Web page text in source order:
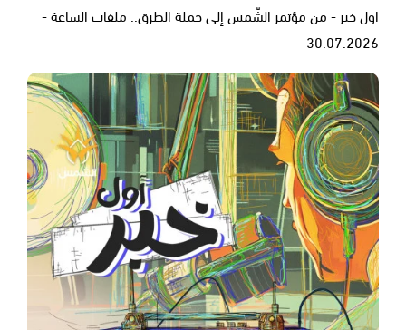
اول خبر - من مؤتمر الشّمس إلى حملة الطرق.. ملفات الساعة -
30.07.2026